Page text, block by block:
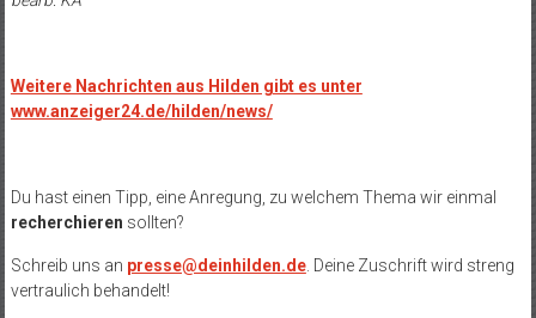
Weitere Nachrichten aus Hilden gibt es unter
www.anzeiger24.de/hilden/news/
Du hast einen Tipp, eine Anregung, zu welchem Thema wir einmal
recherchieren sollten?
Schreib uns an presse@deinhilden.de. Deine Zuschrift wird streng
vertraulich behandelt!